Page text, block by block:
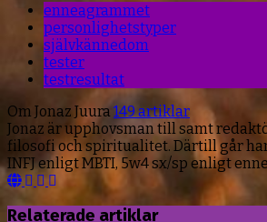
enneagrammet
personlighetstyper
självkännedom
tester
testresultat
Om Jonaz Juura 149 artiklar
Jonaz är upphovsman till samt
filosofi och spiritualitet. Därtill går
INFJ enligt MBTI, 5w4 sx/sp enligt
Webbsida
Facebook
YouTube
LinkedIn
Relaterade artiklar